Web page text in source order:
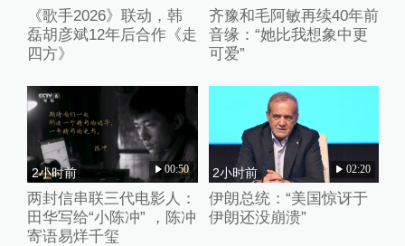
《歌手2026》联动，韩
磊胡彦斌12年后合作《走
四方》
齐豫和毛阿敏再续40年前
音缘：“她比我想象中更
可爱”
2小时前 00:50
两封信串联三代电影人：
田华写给“小陈冲” ，陈冲
寄语易烊千玺
2小时前 02:20
伊朗总统：“美国惊讶于
伊朗还没崩溃”